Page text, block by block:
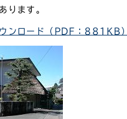
ります。
ンロード（PDF：881KB）